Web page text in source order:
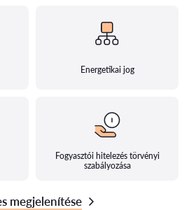
Energetikai jog
Fogyasztói hitelezés törvényi
szabályozása
megjelenítése